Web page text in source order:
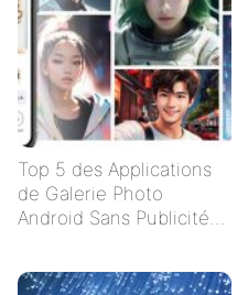
Top 5 des Applications
de Galerie Photo
Android Sans Publicités